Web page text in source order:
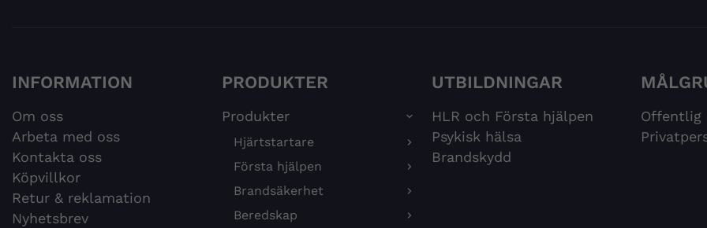
INFORMATION
Om oss
Arbeta med oss
Kontakta oss
Köpvillkor
Retur & reklamation
Nyhetsbrev
PRODUKTER
Produkter
Hjärtstartare
Första hjälpen
Brandsäkerhet
Beredskap
UTBILDNINGAR
HLR och Första hjälpen
Psykisk hälsa
Brandskydd
Offentlig